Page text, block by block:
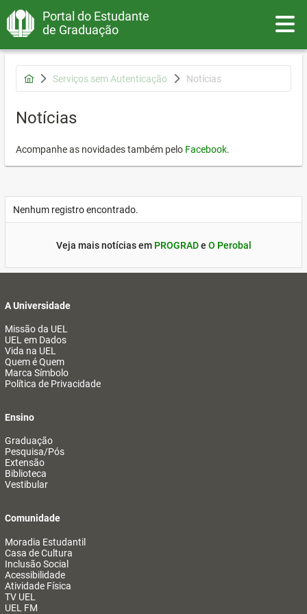
Portal do Estudante
de Graduação
Serviços sem Autenticação Notícias
Notícias
Acompanhe as novidades também pelo Facebook.
Nenhum registro encontrado.
Veja mais notícias em PROGRADe O Perobal
A Universidade
Missão da UEL
UEL em Dados
Vida na UEL
Quem é Quem
Marca Símbolo
Política de Privacidade
Ensino
Graduação
Pesquisa/Pós
Extensão
Biblioteca
Vestibular
Comunidade
Moradia Estudantil
Casa de Cultura
Inclusão Social
Acessibilidade
Atividade Física
TV UEL
UEL FM